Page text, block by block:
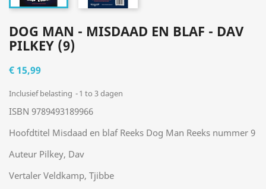
DOG MAN - MISDAAD EN BLAF - DAV
PILKEY (9)
€ 15,99
Inclusief belasting 1 to 3 dagen
ISBN 9789493189966
Hoofdtitel Misdaad en blaf Reeks Dog Man Reeks nummer 9
Auteur Pilkey, Dav
Vertaler Veldkamp, Tjibbe